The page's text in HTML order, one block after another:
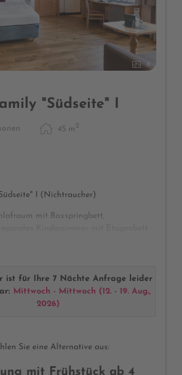
6
"Südseite" I
45 m 2
I (Nichtraucher)
mit Boxspringbett,
neues Badezimmer mit Fenster,
und Badetüchern, Safe, Radio, Telefon,
2 Sonnenbalkone mit
auf den Alpenpark Karwendel
ist für Ihre 7 Nächte Anfrage leider
Mittwoch - Mittwoch ( 12. - 19. Aug.,
2026)
Sie eine Alternative aus:
mit Frühstück ab 4